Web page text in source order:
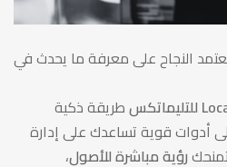
النجاح على معرفة ما يحدث في
طريقة ذكية
أدوات قوية تساعدك على إدارة
رؤية مباشرة للأصول،